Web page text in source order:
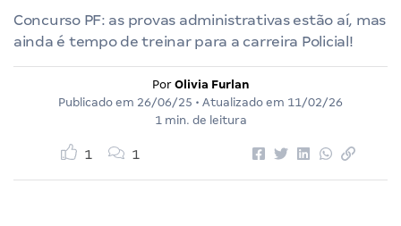
Concurso PF: as provas administrativas estão aí, mas
ainda é tempo de treinar para a carreira Policial!
Por Olivia Furlan
Publicado em 26/06/25 • Atualizado em 11/02/26
1 min. de leitura
1 1